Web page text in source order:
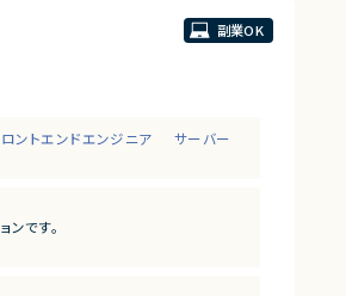
副業OK
ントエンドエンジニア
サーバー
です。